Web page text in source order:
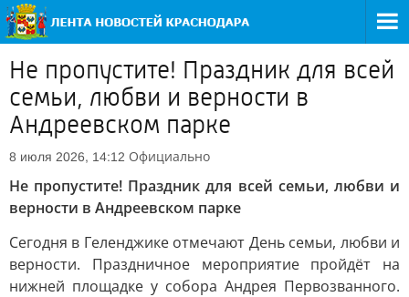
Не пропустите! Праздник для всей
семьи, любви и верности в
Андреевском парке
8 июля 2026, 14:12 Официально
Не пропустите! Праздник для всей семьи, любви и
верности в Андреевском парке
Сегодня в Геленджике отмечают День семьи, любви и
верности. Праздничное мероприятие пройдёт на
нижней площадке у собора Андрея Первозванного.